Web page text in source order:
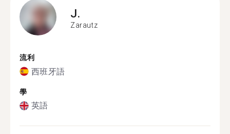
J.
Zarautz
流利
西班牙語
學
英語